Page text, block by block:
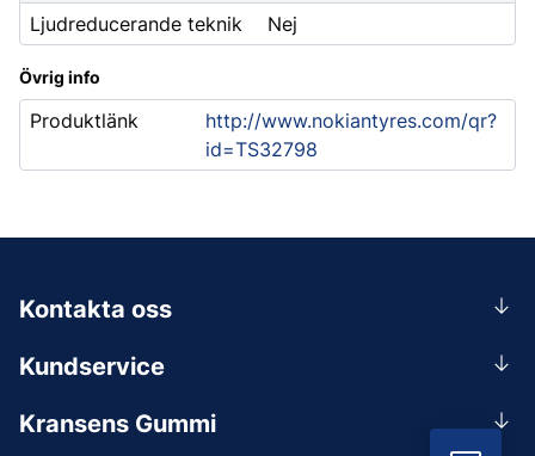
Ljudreducerande teknik
Nej
Övrig info
Produktlänk
http://www.nokiantyres.com/qr?
id=TS32798
Kundservice
Kransens Gummi
Kontakta oss
0156-409 00
Mån-Tors 07.30-16:30, Fre 07.30-15.00.
Lunchstängt 12:00-12:30